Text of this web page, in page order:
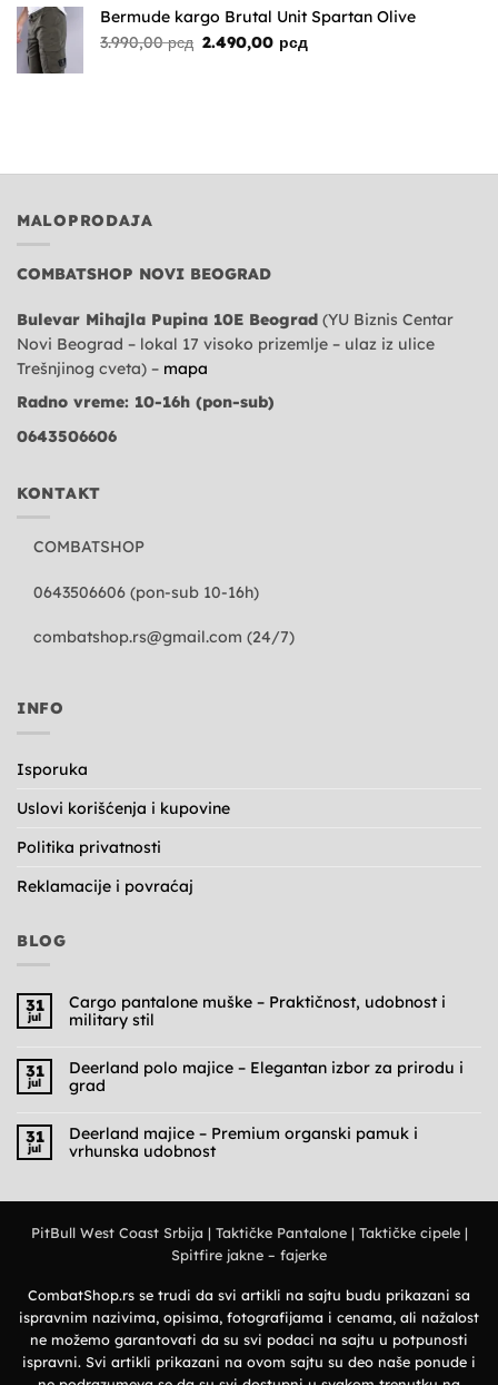
bila:
3.990,00 рсд.
2.490,00 рсд.
Bermude kargo Brutal Unit Spartan Olive
3.990,00рсд Originalna
2.490,00 рсдTrenutna
MALOPRODAJA
COMBATSHOP NOVI BEOGRAD
Bulevar Mihajla Pupina 10E Beograd (YU Biznis Centar
Novi Beograd – lokal 17 visoko prizemlje – ulaz iz ulice
Trešnjinog cveta) – mapa
Radno vreme: 10-16h (pon-sub)
0643506606
KONTAKT
COMBATSHOP
0643506606 (pon-sub 10-16h)
combatshop.rs@gmail.com (24/7)
INFO
Isporuka
Uslovi korišćenja i kupovine
Politika privatnosti
Reklamacije i povraćaj
BLOG
31
jul
Cargo pantalone muške – Praktičnost, udobnost i
military stil
na
Cargo
pantalone
muške
Praktičnost,
udobnost
i
military
31
jul
Deerland polo majice – Elegantan izbor za prirodu i
grad
na
Deerland
polo
izbor
prirodu
i
31
jul
Deerland majice – Premium organski pamuk i
vrhunska udobnost
–
vrhunska
udobnost
PitBull West Coast Srbija | Taktičke Pantalone| Taktičke cipele|
Spitfire jakne – fajerke
CombatShop.rs se trudi da svi artikli na sajtu budu prikazani sa
ispravnim nazivima, opisima, fotografijama i cenama, ali nažalost
ne možemo garantovati da su svi podaci na sajtu u potpunosti
ispravni. Svi artikli prikazani na ovom sajtu su deo naše ponude i